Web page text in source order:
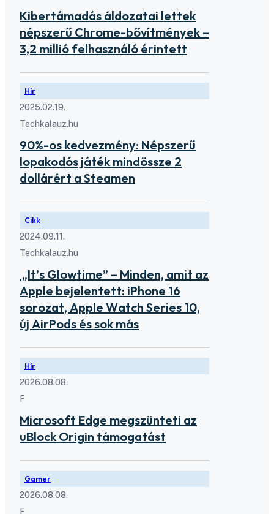
Kibertámadás áldozatai lettek
népszerű Chrome-bővítmények –
3,2 millió felhasználó érintett
Hír
2025.02.19.
Techkalauz.hu
90%-os kedvezmény: Népszerű
lopakodós játék mindössze 2
dollárért a Steamen
Cikk
2024.09.11.
Techkalauz.hu
„It’s Glowtime” – Minden, amit az
Apple bejelentett: iPhone 16
sorozat, Apple Watch Series 10,
új AirPods és sok más
Hír
2026.08.08.
F
Microsoft Edge megszünteti az
uBlock Origin támogatást
Gamer
2026.08.08.
F